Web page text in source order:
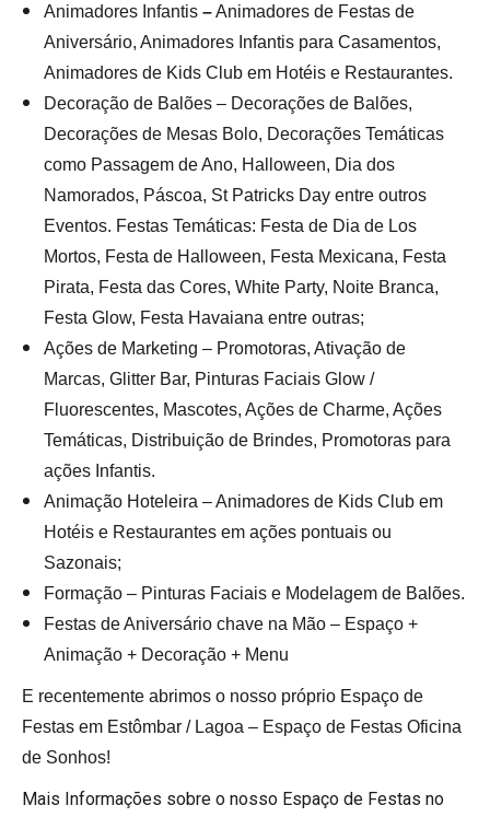
Animadores Infantis –Animadores de Festas de
Aniversário, Animadores Infantis para Casamentos,
Animadores de Kids Club em Hotéis e Restaurantes.
Decoração de Balões – Decorações de Balões,
Decorações de Mesas Bolo, Decorações Temáticas
como Passagem de Ano, Halloween, Dia dos
Namorados, Páscoa, St Patricks Day entre outros
Eventos. Festas Temáticas: Festa de Dia de Los
Mortos, Festa de Halloween, Festa Mexicana, Festa
Pirata, Festa das Cores, White Party, Noite Branca,
Festa Glow, Festa Havaiana entre outras;
Ações de Marketing – Promotoras, Ativação de
Marcas, Glitter Bar, Pinturas Faciais Glow /
Fluorescentes, Mascotes, Ações de Charme, Ações
Temáticas, Distribuição de Brindes, Promotoras para
ações Infantis.
Animação Hoteleira – Animadores de Kids Club em
Hotéis e Restaurantes em ações pontuais ou
Sazonais;
Formação – Pinturas Faciais e Modelagem de Balões.
Festas de Aniversário chave na Mão – Espaço +
Animação + Decoração + Menu
E recentemente abrimos o nosso próprio Espaço de
Festas em Estômbar / Lagoa – Espaço de Festas Oficina
de Sonhos!
Mais Informações sobre o nosso Espaço de Festas no